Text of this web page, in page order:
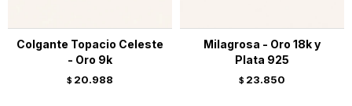
Colgante Topacio Celeste
- Oro 9k
$ 20.988
Milagrosa - Oro 18k y
Plata 925
$ 23.850